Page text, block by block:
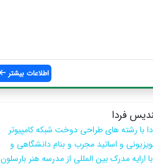
اطلاعات بیشتر
فردا
رشته های طراحی دوخت شبکه کامپیوتر
و اساتید مجرب و بنام دانشگاهی و
ارایه مدرک بین المللی از مدرسه هنر بارسلون